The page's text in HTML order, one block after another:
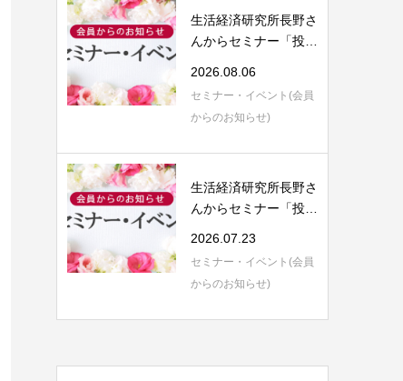
生活経済研究所長野さ
んからセミナー「投資
2026.08.06
セミナー・イベント(会員
からのお知らせ)
生活経済研究所長野さ
んからセミナー「投資
2026.07.23
セミナー・イベント(会員
からのお知らせ)